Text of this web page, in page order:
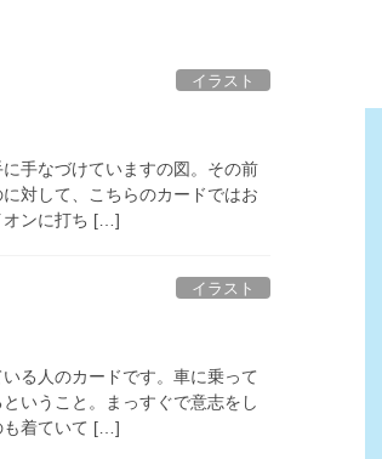
イラスト
手なづけていますの図。その前
対して、こちらのカードではお
オンに打ち […]
イラスト
る人のカードです。車に乗って
いうこと。まっすぐで意志をし
も着ていて […]